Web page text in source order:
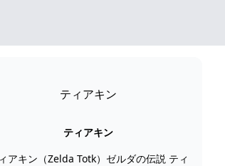
ティアキン
ティアキン
アキン（Zelda Totk）ゼルダの伝説 ティ